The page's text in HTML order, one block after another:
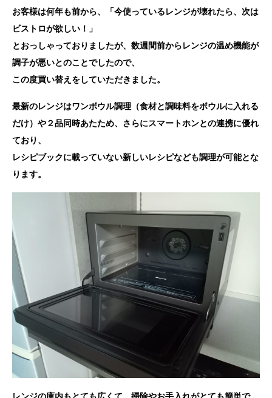
お客様は何年も前から、「今使っているレンジが壊れたら、次は
ビストロが欲しい！」
とおっしゃっておりましたが、数週間前からレンジの温め機能が
調子が悪いとのことでしたので、
この度買い替えをしていただきました。
最新のレンジはワンボウル調理（食材と調味料をボウルに入れる
だけ）や２品同時あたため、さらにスマートホンとの連携に優れ
ており、
レシピブックに載っていない新しいレシピなども調理が可能とな
ります。